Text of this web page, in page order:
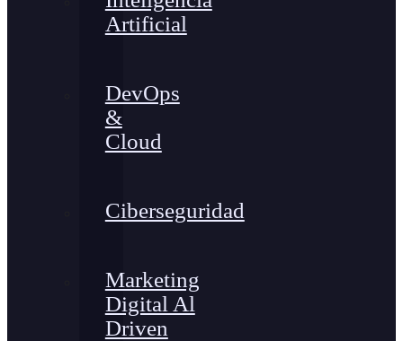
Artificial
DevOps
&
Cloud
Ciberseguridad
Marketing
Digital Al
Driven